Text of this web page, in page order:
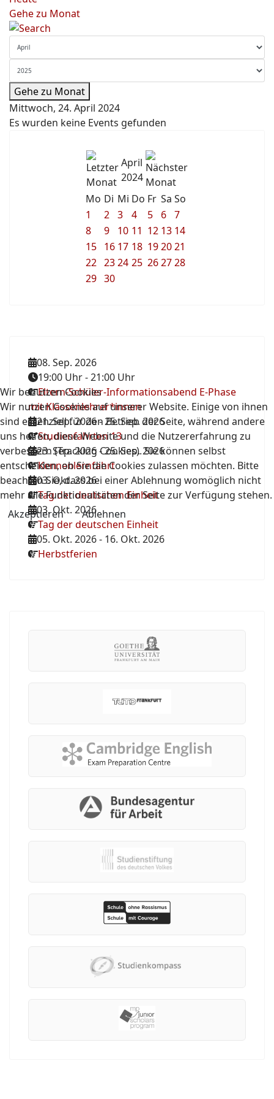
Gehe zu Monat
Gehe zu Monat
Mittwoch, 24. April 2024
Es wurden keine Events gefunden
April
2024
Mo Di Mi Do Fr Sa So
1
2 3 4 5 6 7
8
9 10 11 12 13 14
15 16 17 18 192021
22 2324 25 262728
29 30
08. Sep. 2026
19:00 Uhr-21:00 Uhr
Eltern-Schüler-Informationsabend E-Phase
mit Klassenlehrer*innen
21. Sep. 2026-25. Sep. 2026
Studienfahrten 13
23. Sep. 2026-25. Sep. 2026
Kennenlernfahrt
03. Okt. 2026
Tag der deutschen Einheit
03. Okt. 2026
Tag der deutschen Einheit
05. Okt. 2026- 16. Okt. 2026
Herbstferien
Wir benutzen Cookies
Wir nutzen Cookies auf unserer Website. Einige von ihnen
sind essenziell für den Betrieb der Seite, während andere
uns helfen, diese Website und die Nutzererfahrung zu
verbessern (Tracking Cookies). Sie können selbst
entscheiden, ob Sie die Cookies zulassen möchten. Bitte
beachten Sie, dass bei einer Ablehnung womöglich nicht
mehr alle Funktionalitäten der Seite zur Verfügung stehen.
Akzeptieren
Ablehnen